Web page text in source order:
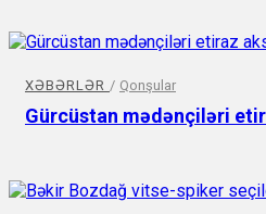
XƏBƏRLƏR / Qonşular
Gürcüstan mədənçiləri